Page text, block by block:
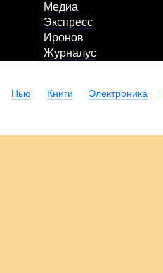
Медиа
Экспресс
Иронов
Журналус
Нью Книги Электроника